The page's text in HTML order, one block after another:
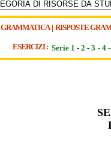
GRAMMATICA| RISPOSTE
ESERCIZI : Serie 1 - 2 - 3 - 4 -